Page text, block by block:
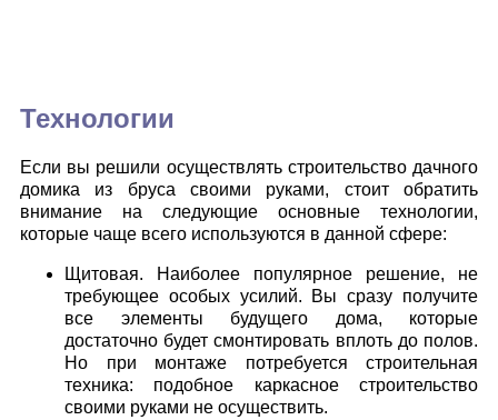
Технологии
Если вы решили осуществлять строительство дачного
домика из бруса своими руками, стоит обратить
внимание на следующие основные технологии,
которые чаще всего используются в данной сфере:
Щитовая. Наиболее популярное решение, не
требующее особых усилий. Вы сразу получите
все элементы будущего дома, которые
достаточно будет смонтировать вплоть до полов.
Но при монтаже потребуется строительная
техника: подобное каркасное строительство
своими руками не осуществить.